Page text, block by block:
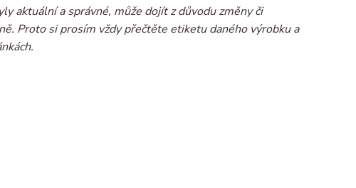
aktuální a správné, může dojít z důvodu změny či
Proto si prosím vždy přečtěte etiketu daného výrobku a